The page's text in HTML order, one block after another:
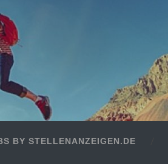
BY STELLENANZEIGEN.DE